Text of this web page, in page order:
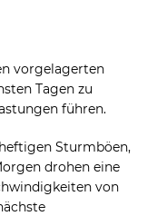
vorgelagerten
Tagen zu
führen.
Sturmböen,
drohen eine
von